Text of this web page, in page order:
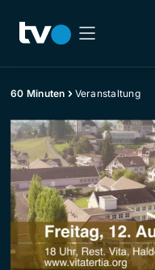
60 Minuten Veranstaltung